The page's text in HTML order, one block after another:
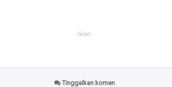
- Iklan -
Tinggalkan komen